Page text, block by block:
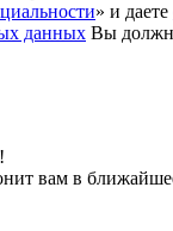
» и даете
данных Вы
вам в